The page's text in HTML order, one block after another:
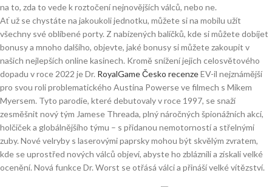
na to, zda to vede k roztočení nejnovějších válců, nebo ne.
Ať už se chystáte na jakoukoli jednotku, můžete si na mobilu užít
všechny své oblíbené porty. Z nabízených balíčků, kde si můžete dobíjet
bonusy a mnoho dalšího, objevte, jaké bonusy si můžete zakoupit v
našich nejlepších online kasinech. Kromě snížení jejich celosvětového
dopadu v roce 2022 je Dr. RoyalGame Česko recenzeEV-il nejznámější
pro svou roli problematického Austina Powerse ve filmech s Mikem
Myersem. Tyto parodie, které debutovaly v roce 1997, se snaží
zesměšnit nový tým Jamese Threada, plný náročných špionážních akcí,
holčiček a globálnějšího týmu – s přidanou nemotorností a střelnými
zuby. Nové velryby s laserovými paprsky mohou být skvělým zvratem,
kde se uprostřed nových válců objeví, abyste ho zbláznili a získali velké
ocenění. Nová funkce Dr. Worst se otřásá válci a přináší velké vítězství.